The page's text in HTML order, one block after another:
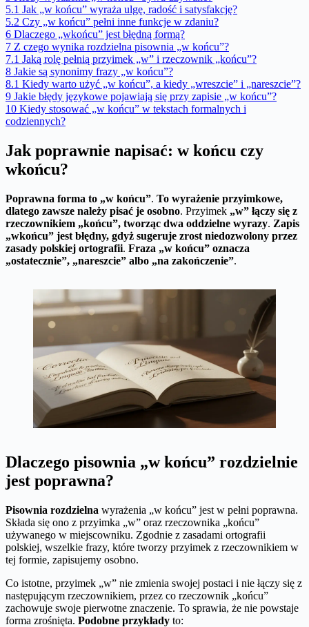
5.1 Jak „w końcu” wyraża ulgę, radość i satysfakcję?
5.2 Czy „w końcu” pełni inne funkcje w zdaniu?
6 Dlaczego „wkońcu” jest błędną formą?
7 Z czego wynika rozdzielna pisownia „w końcu”?
7.1 Jaką rolę pełnią przyimek „w” i rzeczownik „końcu”?
8 Jakie są synonimy frazy „w końcu”?
8.1 Kiedy warto użyć „w końcu”, a kiedy „wreszcie” i „nareszcie”?
9 Jakie błędy językowe pojawiają się przy zapisie „w końcu”?
10 Kiedy stosować „w końcu” w tekstach formalnych i
codziennych?
Jak poprawnie napisać: w końcu czy
wkońcu?
Poprawna forma to „w końcu”. To wyrażenie przyimkowe,
dlatego zawsze należy pisać je osobno. Przyimek „w” łączy się z
rzeczownikiem „końcu”, tworząc dwa oddzielne wyrazy. Zapis
„wkońcu” jest błędny, gdyż sugeruje zrost niedozwolony przez
zasady polskiej ortografii. Fraza „w końcu” oznacza
„ostatecznie”, „nareszcie” albo „na zakończenie”.
Dlaczego pisownia „w końcu” rozdzielnie
jest poprawna?
Pisownia rozdzielna wyrażenia „w końcu” jest w pełni poprawna.
Składa się ono z przyimka „w” oraz rzeczownika „końcu”
używanego w miejscowniku. Zgodnie z zasadami ortografii
polskiej, wszelkie frazy, które tworzy przyimek z rzeczownikiem w
tej formie, zapisujemy osobno.
Co istotne, przyimek „w” nie zmienia swojej postaci i nie łączy się z
następującym rzeczownikiem, przez co rzeczownik „końcu”
zachowuje swoje pierwotne znaczenie. To sprawia, że nie powstaje
forma zrośnięta. Podobne przykłady to: